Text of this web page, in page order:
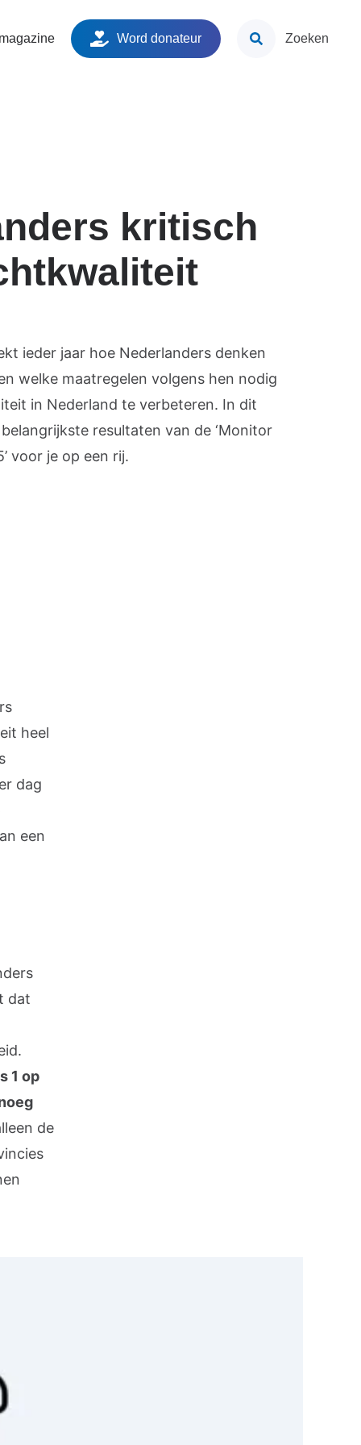
Word donateur Zoeken
kritisch
ieder jaar hoe Nederlanders denken
welke maatregelen volgens hen nodig
in Nederland te verbeteren. In dit
resultaten van de ‘Monitor
voor je op een rij.
heel
dag
een
dat
1 op
de